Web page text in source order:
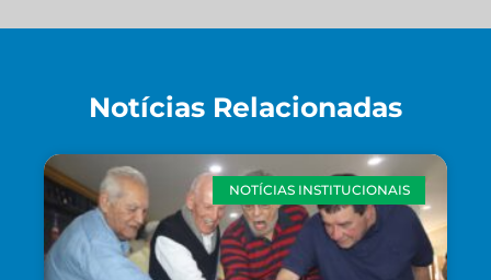
Notícias Relacionadas
NOTÍCIAS INSTITUCIONAIS